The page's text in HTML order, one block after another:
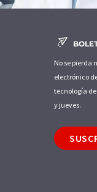
No se pierda
electrónico
tecnología de
y jueves.